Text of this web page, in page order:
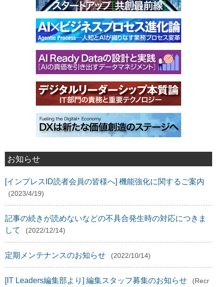
お知らせ
[インプレスID読者会員の皆様へ] 機能強化に関するご案内
(2023/4/19)
記事の続きが読めないなどの不具合発生時の対応につきま
して
(2022/12/14)
定期メンテナンスのお知らせ (2022/10/14)
[IT Leaders編集部より] 編集スタッフ募集のお知らせ
(Recr